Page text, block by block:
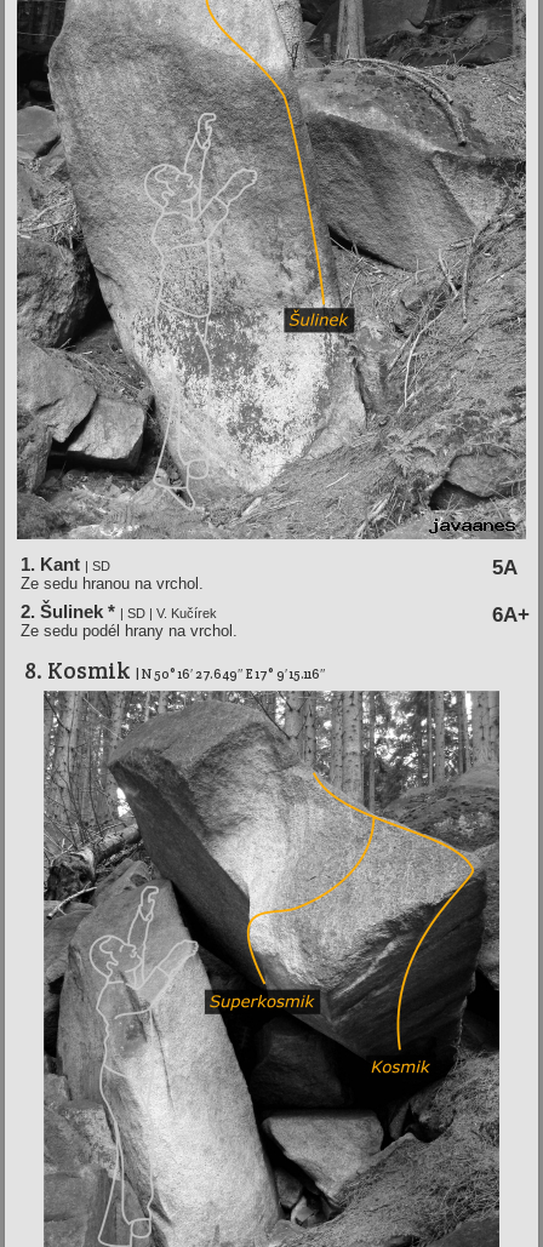
1. Kant | SD 5A
Ze sedu hranou na vrchol.
2. Šulinek * | SD | V. Kučírek 6A+
Ze sedu podél hrany na vrchol.
8. Kosmik | N 50° 16′ 27.649″ E 17° 9′ 15.116″